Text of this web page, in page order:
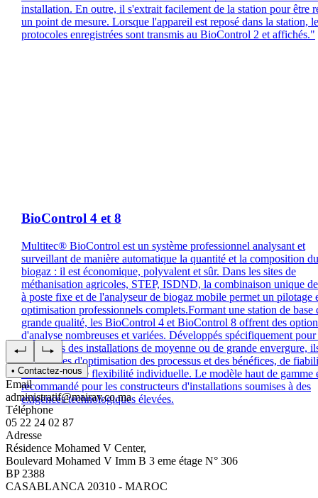
installation. En outre, il s'extrait facilement de la station pour être
un point de mesure. Lorsque l'appareil est reposé dans la station,
protocoles enregistrées sont transmis au BioControl 2 et affichés."
BioControl 4 et 8
Multitec® BioControl est un système professionnel analysant et
surveillant de manière automatique la quantité et la composition du
biogaz : il est économique, polyvalent et sûr. Dans les sites de
méthanisation agricoles, STEP, ISDND, la combinaison unique
à poste fixe et de l'analyseur de biogaz mobile permet un pilotage
optimisation professionnels complets.Formant une station de base
grande qualité, les BioControl 4 et BioControl 8 offrent des
d'analyse nombreuses et variées. Développés spécifiquement pour
exigences des installations de moyenne ou de grande envergure,
synonymes d'optimisation des processus et des bénéfices, de
maximale et de flexibilité individuelle. Le modèle haut de gamme
recommandé pour les constructeurs d'installations soumises à des
exigences technologiques élevées.
• Contactez-nous
Email
administratif@mairav.co.ma
Téléphone
05 22 24 02 87
Adresse
Résidence Mohamed V Center,
Boulevard Mohamed V Imm B 3 eme étage N° 306
BP 2388
CASABLANCA 20310 - MAROC